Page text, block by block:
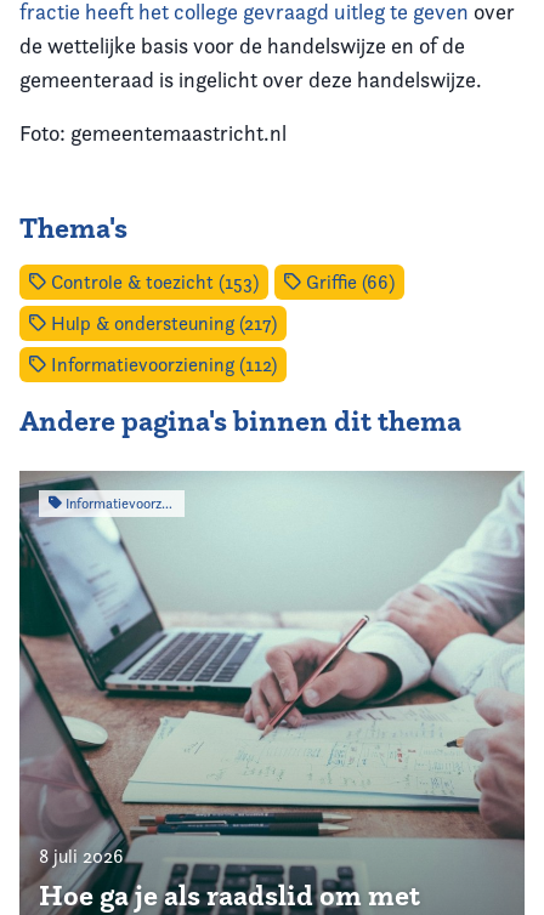
fractie heeft het college gevraagd uitleg te geven over
de wettelijke basis voor de handelswijze en of de
gemeenteraad is ingelicht over deze handelswijze.
Foto: gemeentemaastricht.nl
Thema's
Controle & toezicht (153)
Griffie (66)
Hulp & ondersteuning (217)
Informatievoorziening (112)
Andere pagina's binnen dit thema
Informatievoorziening
8 juli 2026
Hoe ga je als raadslid om met